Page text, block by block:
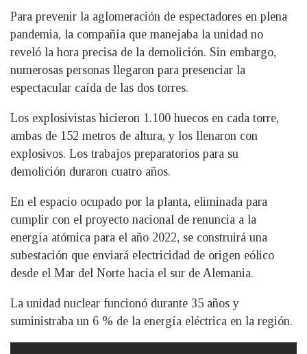
Para prevenir la aglomeración de espectadores en plena
pandemia, la compañía que manejaba la unidad no
reveló la hora precisa de la demolición. Sin embargo,
numerosas personas llegaron para presenciar la
espectacular caída de las dos torres.
Los explosivistas hicieron 1.100 huecos en cada torre,
ambas de 152 metros de altura, y los llenaron con
explosivos. Los trabajos preparatorios para su
demolición duraron cuatro años.
En el espacio ocupado por la planta, eliminada para
cumplir con el proyecto nacional de renuncia a la
energía atómica para el año 2022, se construirá una
subestación que enviará electricidad de origen eólico
desde el Mar del Norte hacia el sur de Alemania.
La unidad nuclear funcionó durante 35 años y
suministraba un 6 % de la energía eléctrica en la región.